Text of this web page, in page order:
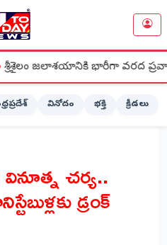
భారీగా వరద ప్రవాహం
వినోదం భక్తి క్రీడలు
చర్య..
డ్రంక్